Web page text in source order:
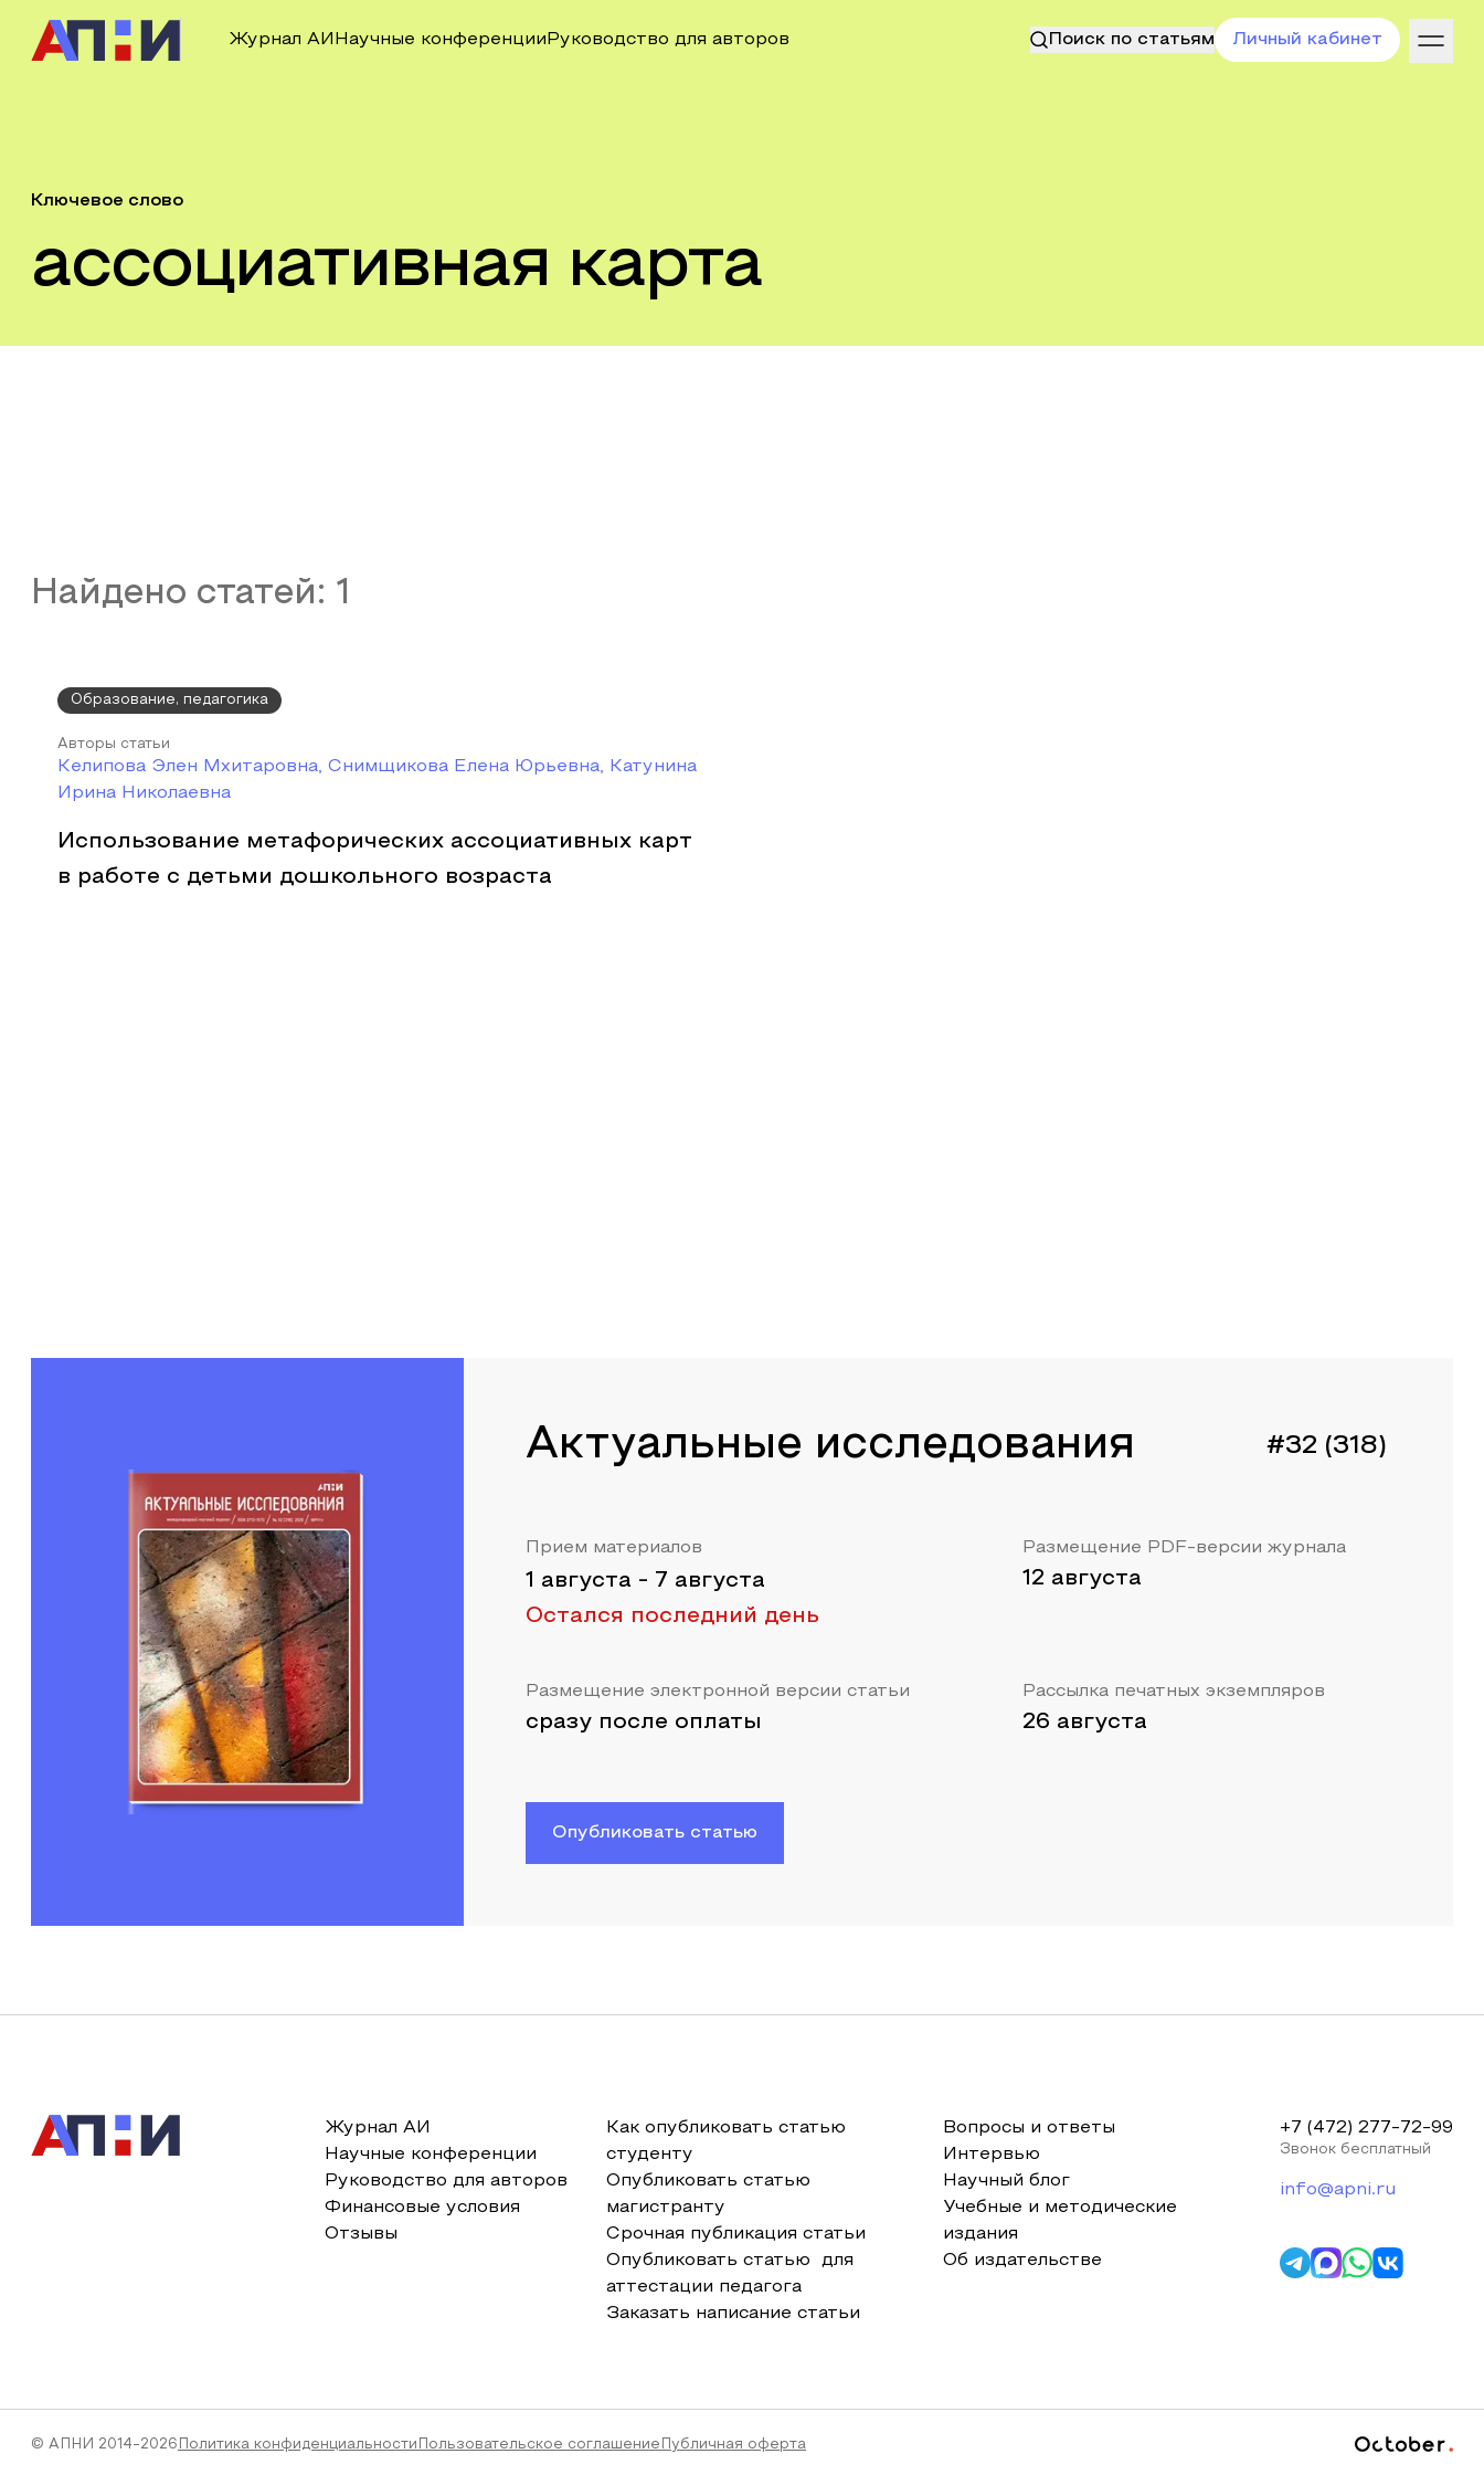
Журнал АИ Научные конференции Руководство для авторов Поиск по статьям Личный кабинет
Ключевое слово
ассоциативная карта
Найдено статей: 1
Образование, педагогика
Авторы статьи
Келипова Элен Мхитаровна, Снимщикова Елена Юрьевна, Катунина
Ирина Николаевна
Использование метафорических ассоциативных карт
в работе с детьми дошкольного возраста
Актуальные исследования #32 (318)
Прием материалов
1 августа - 7 августа
Остался последний день
Размещение PDF-версии журнала
12 августа
Размещение электронной версии статьи
сразу после оплаты
Рассылка печатных экземпляров
26 августа
Опубликовать статью
Журнал АИ
Научные конференции
Руководство для авторов
Финансовые условия
Отзывы
Как опубликовать статью
студенту
Опубликовать статью
магистранту
Срочная публикация статьи
Опубликовать статью для
аттестации педагога
Заказать написание статьи
Вопросы и ответы
Интервью
Научный блог
Учебные и методические
издания
Об издательстве
+7 (472) 277-72-99
Звонок бесплатный
info@apni.ru
© АПНИ 2014-2026 Политика конфиденциальности Пользовательское соглашение Публичная оферта